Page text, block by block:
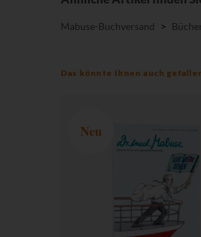
Mabuse-Buchversand >
Das könnte Ihnen auch
Neu